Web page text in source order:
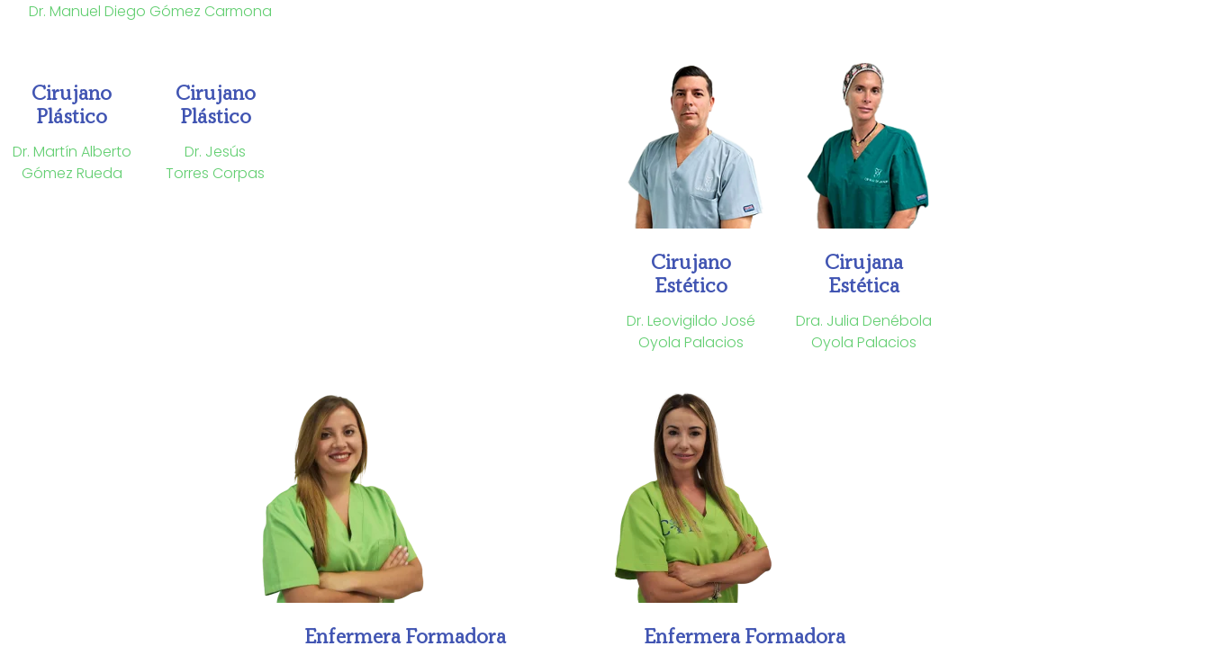
Dr. Manuel Diego Gómez Carmona
Cirujano
Plástico
Dr. Martín Alberto
Gómez Rueda
Cirujano
Plástico
Dr. Jesús
Torres Corpas
Cirujano
Estético
Dr. Leovigildo José
Oyola Palacios
Cirujana
Estética
Dra. Julia Denébola
Oyola Palacios
Enfermera Formadora Enfermera Formadora